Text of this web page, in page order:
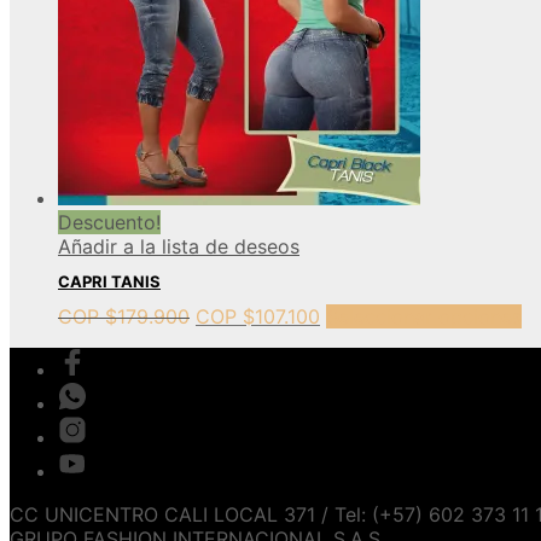
Descuento!
Añadir a la lista de deseos
CAPRI TANIS
COP $179.900 COP $107.100
CC UNICENTRO CALI LOCAL 371 / Tel: (+57) 602 373 11